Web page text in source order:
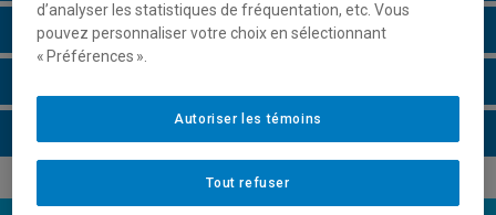
Horaire - Été 2026
d’analyser les statistiques de fréquentation, etc. Vous
pouvez personnaliser votre choix en sélectionnant
« Préférences ».
Tout refuser
Autoriser les témoins